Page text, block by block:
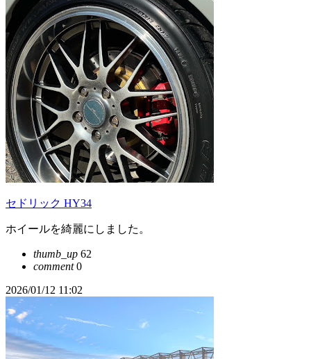
セドリック HY34
ホイールを綺麗にしました。
thumb_up 62
comment0
2026/01/12 11:02